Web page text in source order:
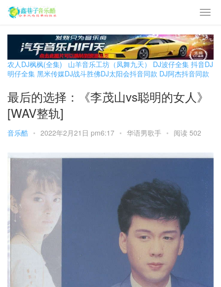
农人DJ枫枫(全集) 山羊音乐工坊（凤舞九天） DJ波仔全集 抖音DJ
明仔全集 黑米传媒DJ战斗胜佛DJ太阳会抖音同款 DJ阿杰抖音同款
最后的选择：《李茂山vs聪明的女人》
[WAV整轨]
音乐酷 • 2022年2月21日 pm6:17 • 华语男歌手 • 阅读 502